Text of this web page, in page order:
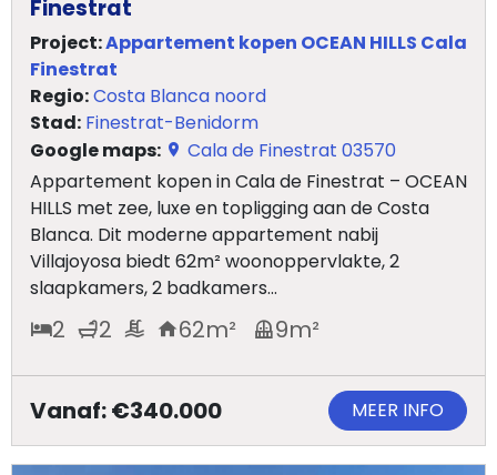
Finestrat
Project:Appartement kopen OCEAN HILLS Cala
Finestrat
Regio:Costa Blanca noord
Stad: Finestrat-Benidorm
Google maps:
Cala de Finestrat 03570
Appartement kopen in Cala de Finestrat – OCEAN
HILLS met zee, luxe en topligging aan de Costa
Blanca. Dit moderne appartement nabij
Villajoyosa biedt 62m² woonoppervlakte, 2
slaapkamers, 2 badkamers...
2 2 62m² 9m²
Vanaf: €340.000 MEER INFO